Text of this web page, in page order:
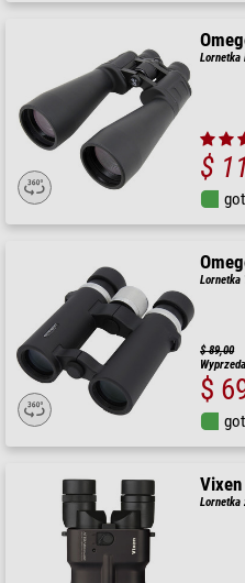
Lornetka
$
Lornetka
$ 89,00
$
Vixen
Lornetka